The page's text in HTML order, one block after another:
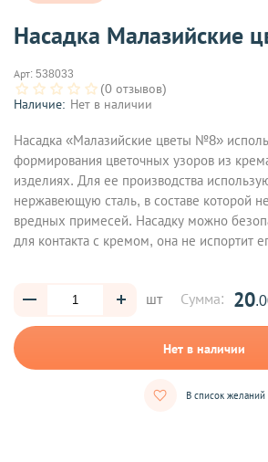
Насадка Малазийские
Арт: 538033
(0 отзывов)
Наличие: Нет в наличии
Насадка «Малазийские цветы №8»
формирования цветочных узоров из
изделиях. Для ее производства
нержавеющую сталь, в составе которой
вредных примесей. Насадку можно
для контакта с кремом, она не испортит
шт Сумма: 20
Нет в наличии
В список желаний